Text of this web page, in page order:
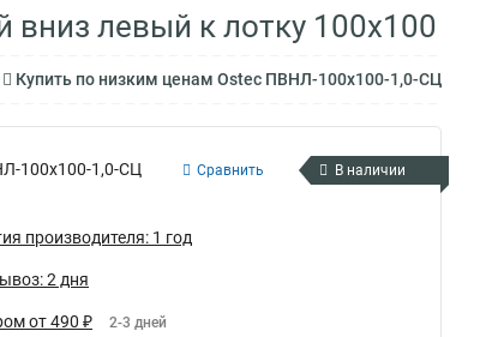
левый к лотку 100х100
Купить по низким ценам Ostec ПВНЛ-100х100-1,0-СЦ
100х100-1,0-СЦ Сравнить В наличии
производителя: 1 год
2 дня
от 490 ₽ 2-3 дней